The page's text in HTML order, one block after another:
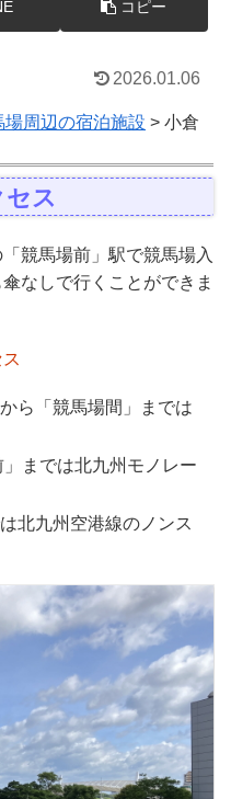
コピー
2026.01.06
場周辺の宿泊施設 > 小倉
ス
競馬場前」駅で競馬場入
なしで行くことができま
ら「競馬場間」までは
までは北九州モノレー
北九州空港線のノンス